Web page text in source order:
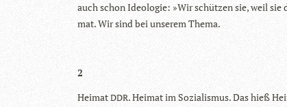
auch schon Ideo­lo­gie: »Wir schüt­zen sie, weil
mat. Wir sind bei unse­rem Thema.
2
Hei­matDDR. Hei­mat im Sozia­lis­mus. Das hieß